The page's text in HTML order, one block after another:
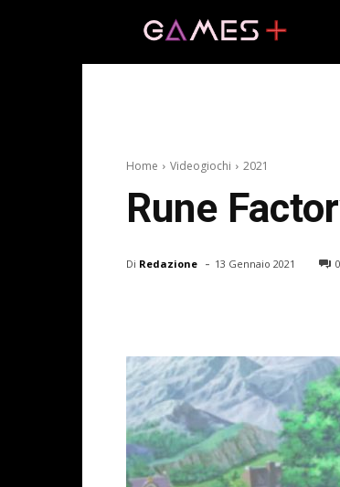
Home Videogiochi 2021
Rune
Di Redazione - 13 Gennaio 2021 0